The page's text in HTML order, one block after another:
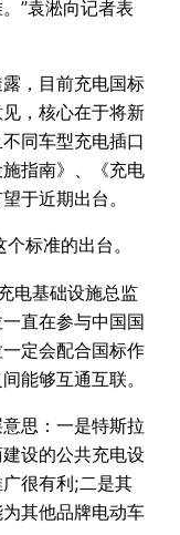
”袁淞向记者表
，目前充电国标
，核心在于将新
同车型充电插口
指南》、《充电
于近期出台。
标准的出台。
电基础设施总监
直在参与中国国
定会配合国标作
能够互通互联。
思：一是特斯拉
设的公共充电设
很有利;二是其
其他品牌电动车